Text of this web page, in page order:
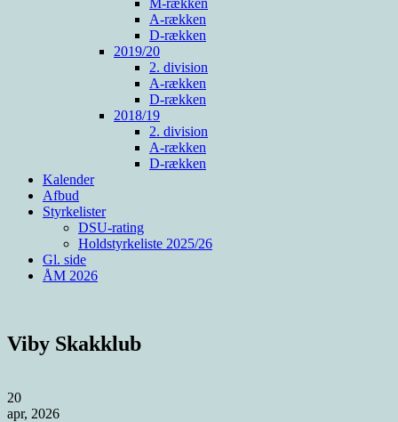
M-rækken
A-rækken
D-rækken
2019/20
2. division
A-rækken
D-rækken
2018/19
2. division
A-rækken
D-rækken
Kalender
Afbud
Styrkelister
DSU-rating
Holdstyrkeliste 2025/26
Gl. side
ÅM 2026
Viby Skakklub
20
apr, 2026